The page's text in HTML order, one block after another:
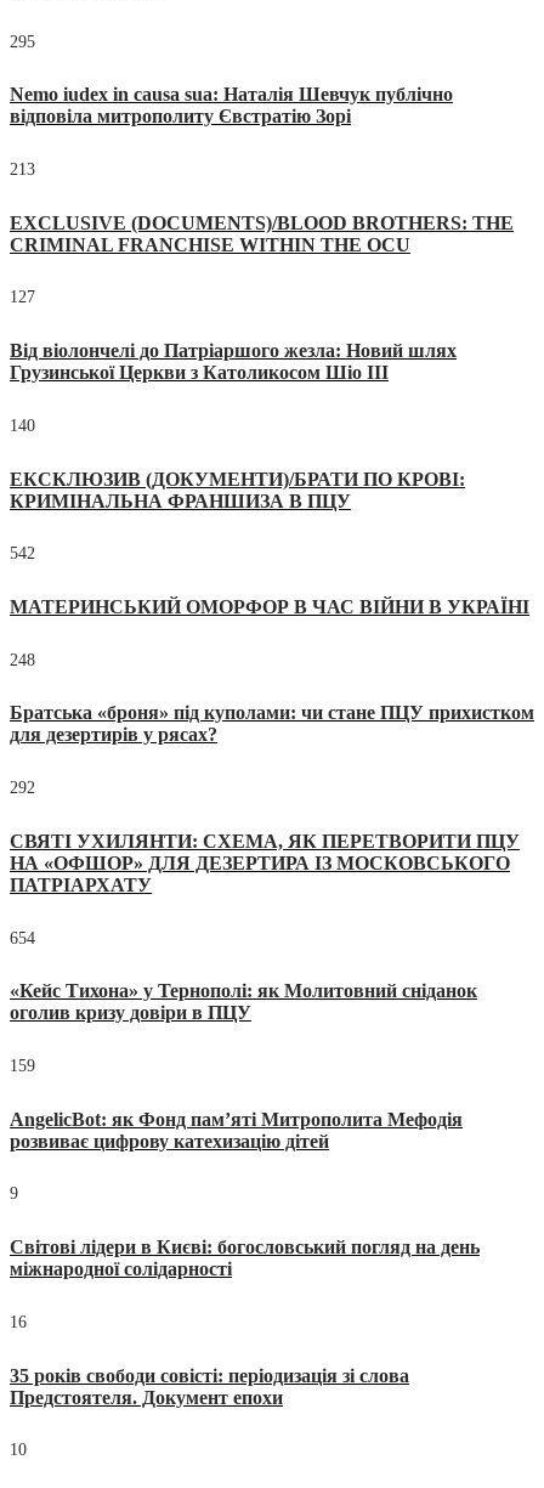
295
Nemo iudex in causa sua: Наталія Шевчук публічно
відповіла митрополиту Євстратію Зорі
213
EXCLUSIVE (DOCUMENTS)/BLOOD BROTHERS: THE
CRIMINAL FRANCHISE WITHIN THE OCU
127
Від віолончелі до Патріаршого жезла: Новий шлях
Грузинської Церкви з Католикосом Шіо III
140
ЕКСКЛЮЗИВ (ДОКУМЕНТИ)/БРАТИ ПО КРОВІ:
КРИМІНАЛЬНА ФРАНШИЗА В ПЦУ
542
МАТЕРИНСЬКИЙ ОМОРФОР В ЧАС ВІЙНИ В УКРАЇНІ
248
Братська «броня» під куполами: чи стане ПЦУ прихистком
для дезертирів у рясах?
292
СВЯТІ УХИЛЯНТИ: СХЕМА, ЯК ПЕРЕТВОРИТИ ПЦУ
НА «ОФШОР» ДЛЯ ДЕЗЕРТИРА ІЗ МОСКОВСЬКОГО
ПАТРІАРХАТУ
654
«Кейс Тихона» у Тернополі: як Молитовний сніданок
оголив кризу довіри в ПЦУ
159
AngelicBot: як Фонд пам’яті Митрополита Мефодія
розвиває цифрову катехизацію дітей
9
Світові лідери в Києві: богословський погляд на день
міжнародної солідарності
16
35 років свободи совісті: періодизація зі слова
Предстоятеля. Документ епохи
10